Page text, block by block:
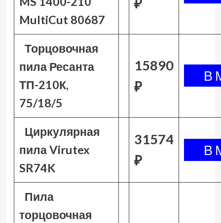
MultiCut 80687
Торцовочная
пила Ресанта
ТП-210К,
75/18/5
15890
₽
Циркулярная
пила Virutex
SR74K
31574
₽
Пила
торцовочная